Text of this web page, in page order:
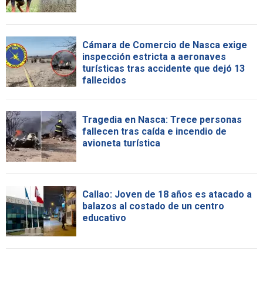
Cámara de Comercio de Nasca exige
inspección estricta a aeronaves
turísticas tras accidente que dejó 13
fallecidos
Tragedia en Nasca: Trece personas
fallecen tras caída e incendio de
avioneta turística
Callao: Joven de 18 años es atacado a
balazos al costado de un centro
educativo